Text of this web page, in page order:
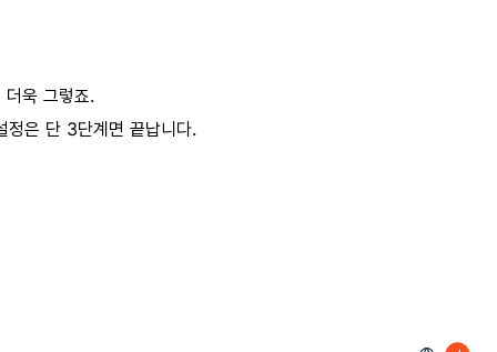
욱 그렇죠.
은 단 3단계면 끝납니다.